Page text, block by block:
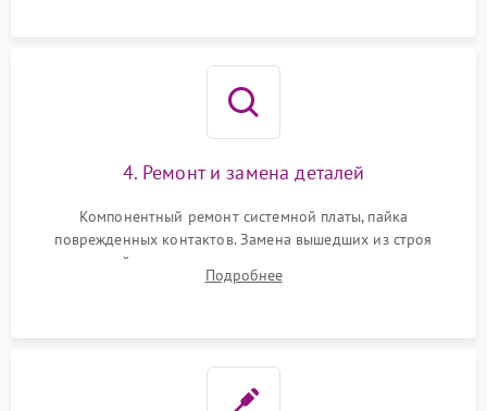
4. Ремонт и замена деталей
Компонентный ремонт системной платы, пайка
поврежденных контактов. Замена вышедших из строя
двигателей, изношенного аккумулятора, неисправного
лидара или помпы подачи воды. Восстановление шлейфов и
Подробнее